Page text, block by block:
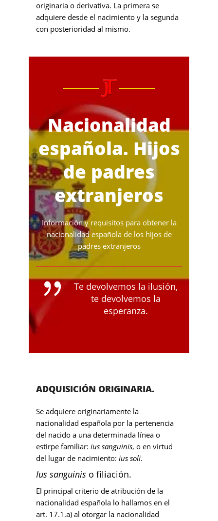
originaria o derivativa. La primera se
adquiere desde el nacimiento y la segunda
con posterioridad al mismo.
Nacionalidad
española. Hijos
de padres
extranjeros
Información y requisitos para obtener la
nacionalidad española de los hijos de
padres extranjeros
Te devolvemos la ilusión,
te devolvemos la
esperanza.
ADQUISICIÓN ORIGINARIA.
Se adquiere originariamente la
nacionalidad española por la pertenencia
del nacido a una determinada línea o
estirpe familiar: ius sanguinis, o en virtud
del lugar de nacimiento: ius soli.
Ius sanguinis o filiación.
El principal criterio de atribución de la
nacionalidad española lo hallamos en el
art. 17.1.a) al otorgar la nacionalidad